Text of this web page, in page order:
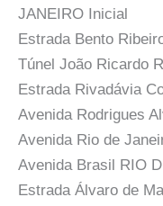
JANEIRO Inicial
Estrada Bento
Túnel João Ricardo
Estrada Rivadávia
Avenida Rodrigues
Avenida Rio de
Avenida Brasil RIO
Estrada Álvaro de